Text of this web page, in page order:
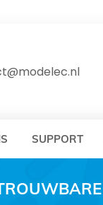
SUPPORT